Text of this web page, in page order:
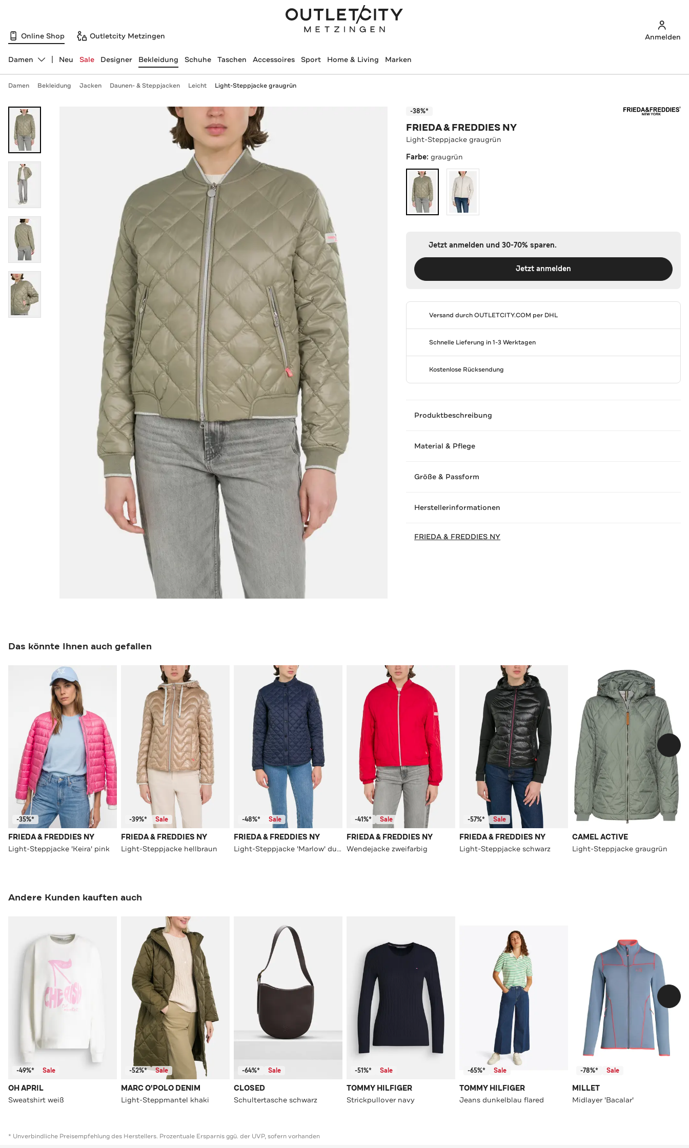
Online Shop Outletcity Metzingen Anmelden
Abteilung ändern, ausgewählt:
Damen Neu Sale Designer Bekleidung Schuhe Taschen Accessoires Sport Home & Living Marken
Damen Bekleidung Jacken Daunen- & Steppjacken Leicht Light-Steppjacke graugrün
-38%*
FRIEDA & FREDDIES NY
Light-Steppjacke graugrün
Farbe:graugrün
Jetzt anmelden und 30-70% sparen.
Jetzt anmelden
Versand durchOUTLETCITY.COM per DHL
Schnelle Lieferung in 1-3 Werktagen
Kostenlose Rücksendung
Produktbeschreibung
Material & Pflege
Größe & Passform
Herstellerinformationen
FRIEDA & FREDDIES NY
Das könnte Ihnen auch gefallen
-35%*
FRIEDA & FREDDIES NY
Light-Steppjacke 'Keira' pink
-39%* Sale
FRIEDA & FREDDIES NY
Light-Steppjacke hellbraun
-48%* Sale
FRIEDA & FREDDIES NY
Light-Steppjacke 'Marlow' dunkelblau
-41%* Sale
FRIEDA & FREDDIES NY
Wendejacke zweifarbig
-57%* Sale
FRIEDA & FREDDIES NY
Light-Steppjacke schwarz
CAMEL ACTIVE
Light-Steppjacke graugrün
Andere Kunden kauften auch
-49%* Sale
OH APRIL
Sweatshirt weiß
-52%* Sale
MARC O'POLO DENIM
Light-Steppmantel khaki
-64%* Sale
CLOSED
Schultertasche schwarz
-51%* Sale
TOMMY HILFIGER
Strickpullover navy
-65%* Sale
TOMMY HILFIGER
Jeans dunkelblau flared
-78%* Sale
MILLET
Midlayer 'Bacalar'
* Unverbindliche Preisempfehlung des Herstellers. Prozentuale Ersparnis ggü. der UVP, sofern vorhanden